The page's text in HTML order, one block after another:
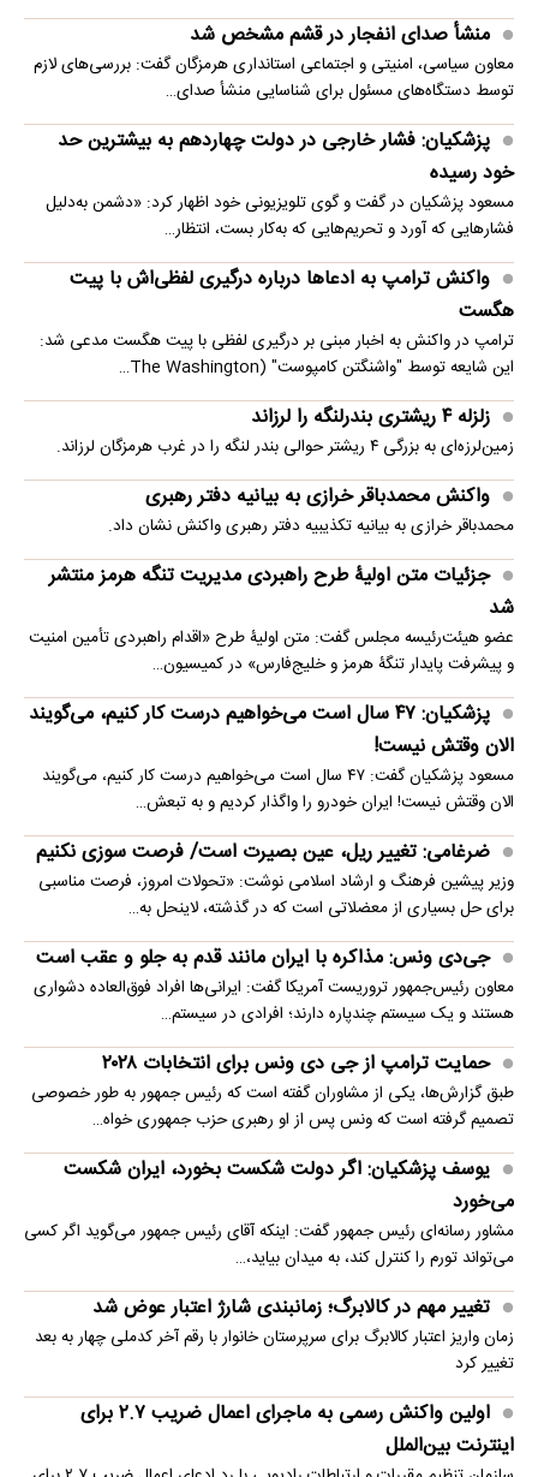
منشأ صدای انفجار در قشم مشخص شد
معاون سیاسی، امنیتی و اجتماعی استانداری هرمزگان گفت: بررسی‌های لازم
توسط دستگاه‌های مسئول برای شناسایی منشأ صدای…
پزشکیان: فشار خارجی در دولت چهاردهم به بیشترین حد
خود رسیده
مسعود پزشکیان در گفت و گوی تلویزیونی خود اظهار کرد: «دشمن به‌دلیل
فشارهایی که آورد و تحریم‌هایی که به‌کار بست، انتظار…
واکنش ترامپ به ادعاها درباره درگیری لفظی‌اش با پیت
هگست
ترامپ در واکنش به اخبار مبنی بر درگیری لفظی با پیت هگست مدعی شد:
این شایعه توسط "واشنگتن کامپوست" (The Washington…
زلزله ۴ ریشتری بندرلنگه را لرزاند
زمین‌لرزه‌ای به بزرگی ۴ ریشتر حوالی بندر لنگه را در غرب هرمزگان لرزاند.
واکنش محمدباقر خرازی به بیانیه دفتر رهبری
محمدباقر خرازی به بیانیه تکذیبیه دفتر رهبری واکنش نشان داد.
جزئیات متن اولیۀ طرح راهبردی مدیریت تنگه هرمز منتشر
شد
عضو هیئت‌رئیسه مجلس گفت: متن اولیۀ طرح «اقدام راهبردی تأمین امنیت
و پیشرفت پایدار تنگۀ هرمز و خلیج‌فارس» در کمیسیون…
پزشکیان: ۴۷ سال است می‌خواهیم درست کار کنیم، می‌گویند
الان وقتش نیست!
مسعود پزشکیان گفت: ۴۷ سال است می‌خواهیم درست کار کنیم، می‌گویند
الان وقتش نیست! ایران خودرو را واگذار کردیم و به تبعش…
ضرغامی: تغییر ریل، عین بصیرت است/ فرصت سوزی نکنیم
وزیر پیشین فرهنگ و ارشاد اسلامی نوشت: «تحولات امروز، فرصت مناسبی
برای حل بسیاری از معضلاتی‌ است که در گذشته، لاینحل به…
جی‌دی ونس: مذاکره با ایران مانند قدم به جلو و عقب است
معاون رئیس‌جمهور تروریست آمریکا گفت: ایرانی‌ها افراد فوق‌العاده دشواری
هستند و یک سیستم چندپاره دارند؛ افرادی در سیستم…
حمایت ترامپ از جی دی ونس برای انتخابات ۲۰۲۸
طبق گزارش‌ها، یکی از مشاوران گفته است که رئیس جمهور به طور خصوصی
تصمیم گرفته است که ونس پس از او رهبری حزب جمهوری خواه…
یوسف پزشکیان: اگر دولت شکست بخورد، ایران شکست
می‌خورد
مشاور رسانه‌ای رئیس جمهور گفت: اینکه آقای رئیس جمهور می‌گوید اگر کسی
می‌تواند تورم را کنترل کند، به میدان بیاید،…
تغییر مهم در کالابرگ؛ زمانبندی‌ شارژ اعتبار عوض شد
زمان واریز اعتبار کالابرگ برای سرپرستان خانوار با رقم آخر کدملی چهار به بعد
تغییر کرد
اولین واکنش رسمی به ماجرای اعمال ضریب ۲.۷ برای
اینترنت بین‌الملل